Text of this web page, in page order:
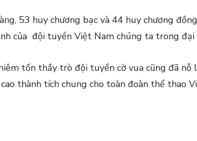
53 huy chương bạc và 44 huy chương
của đội tuyển Việt Nam chúng ta trong đại
tốn thầy trò đội tuyển cờ vua cũng đã nỗ
thành tích chung cho toàn đoàn thể thao